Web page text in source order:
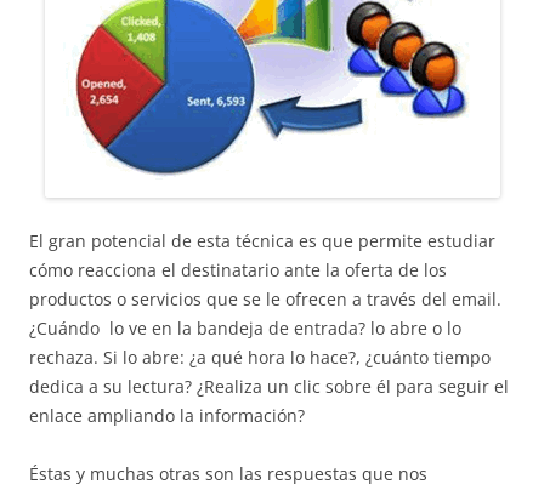
El gran potencial de esta técnica es que permite estudiar
cómo reacciona el destinatario ante la oferta de los
productos o servicios que se le ofrecen a través del email.
¿Cuándo lo ve en la bandeja de entrada? lo abre o lo
rechaza. Si lo abre: ¿a qué hora lo hace?, ¿cuánto tiempo
dedica a su lectura? ¿Realiza un clic sobre él para seguir el
enlace ampliando la información?
Éstas y muchas otras son las respuestas que nos